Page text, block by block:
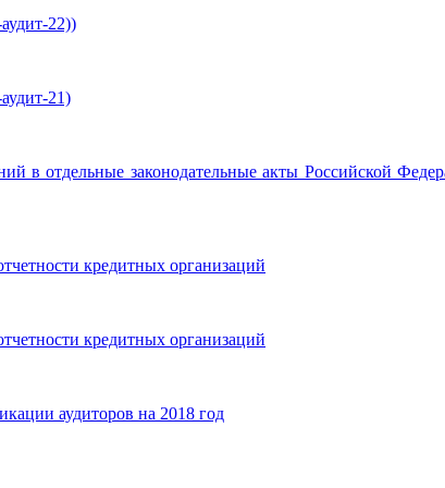
22))
21)
отдельные законодательные акты Российской
кредитных организаций
кредитных организаций
аудиторов на 2018 год